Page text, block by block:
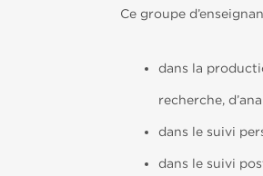
Ce groupe
dans la
recherche,
dans le suivi
dans le suivi